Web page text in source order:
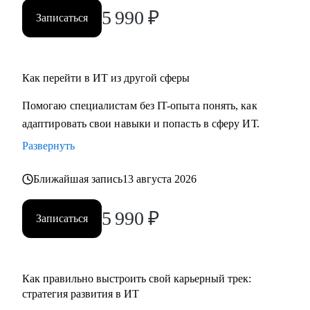
ты новичок и только определяешься с выбором, я проведу
для тебя обзор на самые востребованные профессии в
Записаться 5 990 ₽
Как перейти в ИТ из другой сферы
Помогаю специалистам без IT-опыта понять, как
адаптировать свои навыки и попасть в сферу ИТ.
Развернуть
Ближайшая запись13 августа 2026
Записаться 5 990 ₽
Как правильно выстроить свой карьерный трек:
стратегия развития в ИТ